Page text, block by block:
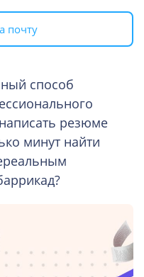
почту
способ
резюме
минут найти